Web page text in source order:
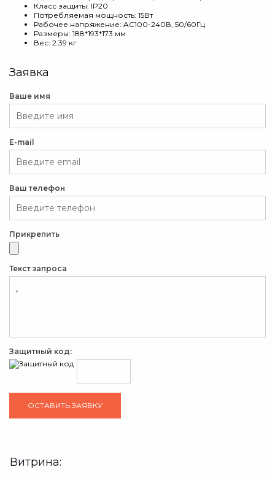
Класс защиты: IP20
Потребляемая мощность: 15Вт
Рабочее напряжение: AC100-240В, 50/60Гц
Размеры: 188*193*173 мм
Вес: 2.39 кг
Заявка
Ваше имя
E-mail
Ваш телефон
Прикрепить
Текст запроса
Защитный код:
Витрина: